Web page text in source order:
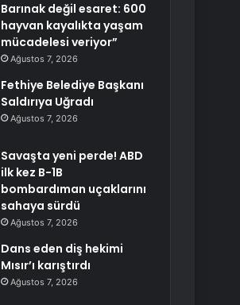
Barınak değil esaret: 600
hayvan kayalıkta yaşam
mücadelesi veriyor”
Ağustos 7, 2026
Fethiye Belediye Başkanı
Saldırıya Uğradı
Ağustos 7, 2026
Savaşta yeni perde! ABD
ilk kez B-1B
bombardıman uçaklarını
sahaya sürdü
Ağustos 7, 2026
Dans eden diş hekimi
Mısır’ı karıştırdı
Ağustos 7, 2026